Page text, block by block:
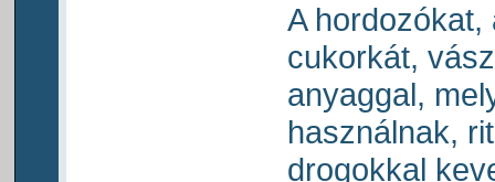
A
cukorkát,
anyaggal,
használnak,
drogokkal